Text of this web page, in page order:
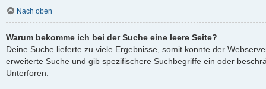
Nach oben
Warum bekomme ich bei der Suche eine leere Seite?
Deine Suche lieferte zu viele Ergebnisse, somit konnte der
erweiterte Suche und gib spezifischere Suchbegriffe ein oder
Unterforen.